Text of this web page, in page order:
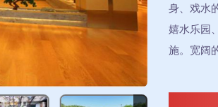
身、戏水
嬉水乐园
施。宽阔